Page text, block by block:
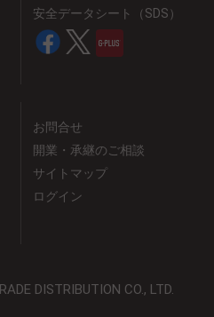
安全データシート（SDS）
お問合せ
開業・承継のご相談
サイトマップ
ログイン
DISTRIBUTION CO., LTD.